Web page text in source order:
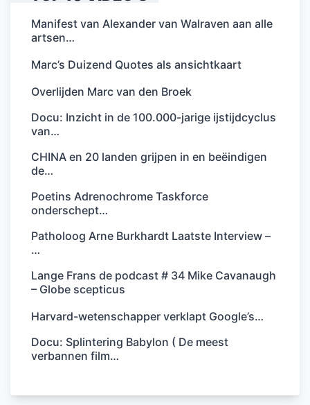
Manifest van Alexander van Walraven aan alle
artsen…
Marc’s Duizend Quotes als ansichtkaart
Overlijden Marc van den Broek
Docu: Inzicht in de 100.000-jarige ijstijdcyclus
van…
CHINA en 20 landen grijpen in en beëindigen
de…
Poetins Adrenochrome Taskforce
onderschept…
Patholoog Arne Burkhardt Laatste Interview –
…
Lange Frans de podcast # 34 Mike Cavanaugh
– Globe scepticus
Harvard-wetenschapper verklapt Google’s…
Docu: Splintering Babylon ( De meest
verbannen film…